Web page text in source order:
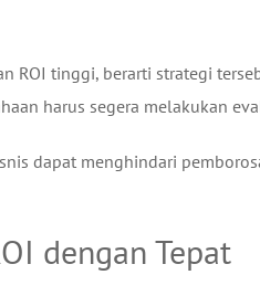
ROI tinggi, berarti strategi
harus segera melakukan
dapat menghindari
dengan Tepat